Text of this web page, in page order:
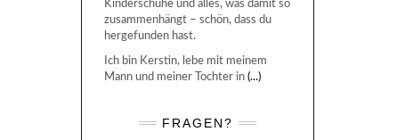
Kinderschuhe und alles, was damit so
zusammenhängt – schön, dass du
hergefunden hast.
Ich bin Kerstin, lebe mit meinem
Mann und meiner Tochter in (...)
FRAGEN?